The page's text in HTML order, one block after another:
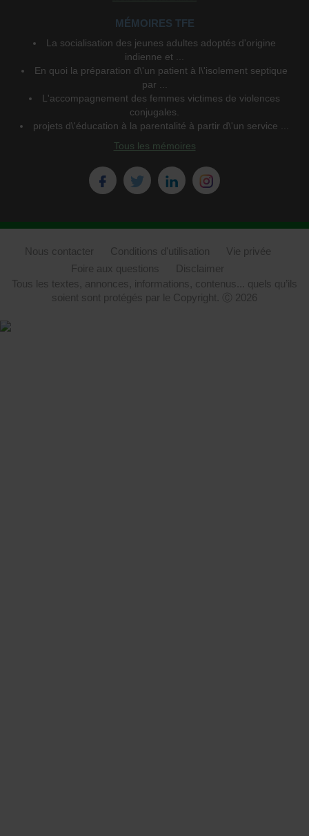
MÉMOIRES TFE
La socialisation des jeunes adultes adoptés d'origine
indienne et ...
En quoi la préparation d\'un patient à l\'isolement septique
par ...
L'accompagnement des femmes victimes de violences
conjugales.
projets d\'éducation à la parentalité à partir d\'un service ...
Tous les mémoires
Nous contacter Conditions d'utilisation
Vie privée
Foire aux questions
Disclaimer
Tous les textes, annonces, informations, contenus... quels qu’ils
soient sont protégés par le Copyright. Ⓒ 2026